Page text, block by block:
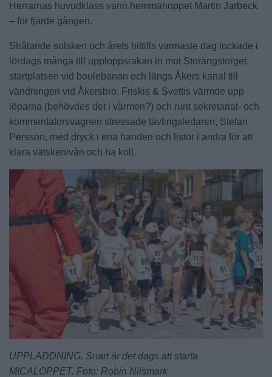
Herrarnas huvudklass vann hemmahoppet Martin Jarbeck
– för fjärde gången.
Strålande solsken och årets hittills varmaste dag lockade i
lördags många till upploppsrakan in mot Storängstorget,
startplatsen vid boulebanan och längs Åkers kanal till
vändningen vid Åkersbro. Friskis & Svettis värmde upp
löparna (behövdes det i värmen?) och runt sekretariat- och
kommentatorsvagnen stressade tävlingsledaren, Stefan
Persson, med dryck i ena handen och listor i andra för att
klara vätskenivån och ha koll.
UPPLADDNING. Snart är det dags att starta
MICALOPPET. Foto: Robin Nilsmark